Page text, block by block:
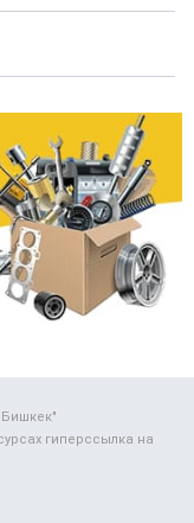
гиперссылка на